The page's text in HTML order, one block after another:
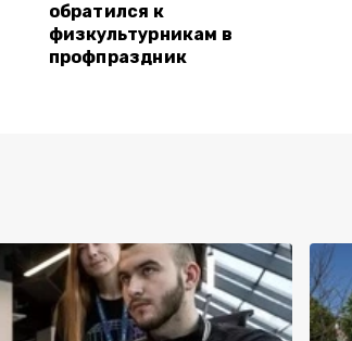
обратился к
физкультурникам в
профпраздник